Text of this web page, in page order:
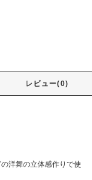
レビュー(0)
洋舞の立体感作りで使